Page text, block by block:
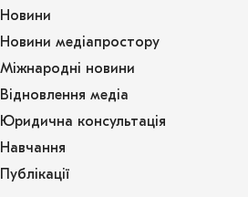
Новини
Новини медіапростору
Міжнародні новини
Відновлення медіа
Юридична консультація
Навчання
Публікації